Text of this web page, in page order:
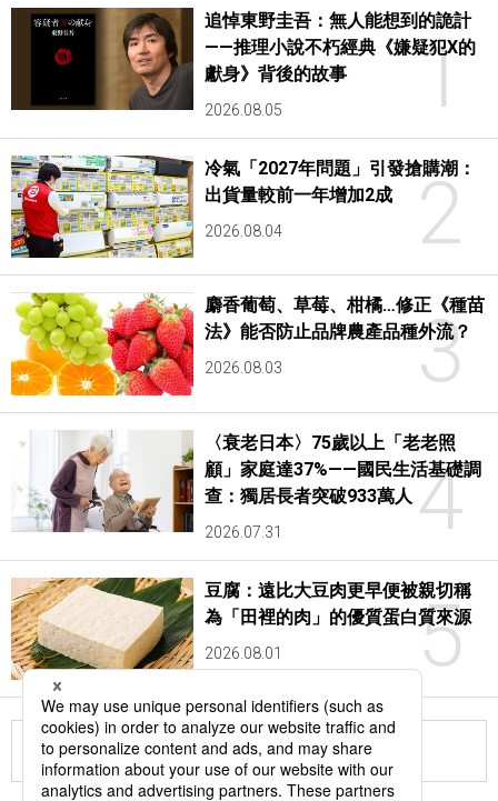
1
追悼東野圭吾：無人能想到的詭計
——推理小說不朽經典《嫌疑犯X的
獻身》背後的故事
2026.08.05
2
冷氣「2027年問題」引發搶購潮：
出貨量較前一年增加2成
2026.08.04
3
麝香葡萄、草莓、柑橘…修正《種苗
法》能否防止品牌農產品種外流？
2026.08.03
4
〈衰老日本〉75歲以上「老老照
顧」家庭達37%——國民生活基礎調
查：獨居長者突破933萬人
2026.07.31
5
豆腐：遠比大豆肉更早便被親切稱
為「田裡的肉」的優質蛋白質來源
2026.08.01
更多